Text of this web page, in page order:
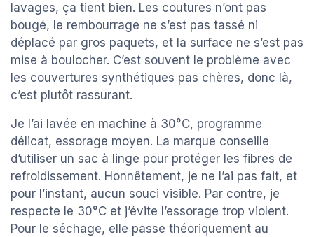
lavages, ça tient bien. Les coutures n’ont pas
bougé, le rembourrage ne s’est pas tassé ni
déplacé par gros paquets, et la surface ne s’est pas
mise à boulocher. C’est souvent le problème avec
les couvertures synthétiques pas chères, donc là,
c’est plutôt rassurant.
Je l’ai lavée en machine à 30°C, programme
délicat, essorage moyen. La marque conseille
d’utiliser un sac à linge pour protéger les fibres de
refroidissement. Honnêtement, je ne l’ai pas fait, et
pour l’instant, aucun souci visible. Par contre, je
respecte le 30°C et j’évite l’essorage trop violent.
Pour le séchage, elle passe théoriquement au